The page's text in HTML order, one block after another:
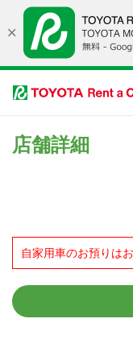
店舗詳細
自家用車のお預りは